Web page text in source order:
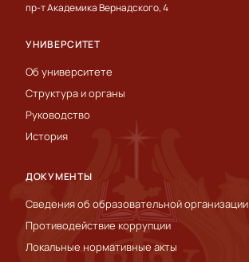
пр-т Академика Вернадского, 4
УНИВЕРСИТЕТ
Об университете
Структура и органы
Руководство
История
ДОКУМЕНТЫ
Сведения об образовательной организации
Противодействие коррупции
Локальные нормативные акты